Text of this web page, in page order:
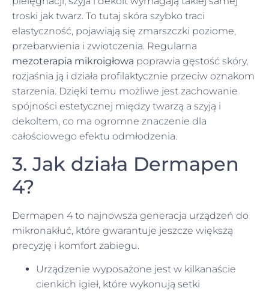
troski jak twarz. To tutaj skóra szybko traci
elastyczność, pojawiają się zmarszczki poziome,
przebarwienia i zwiotczenia. Regularna
mezoterapia mikroigłowa poprawia gęstość skóry,
rozjaśnia ją i działa profilaktycznie przeciw oznakom
starzenia. Dzięki temu możliwe jest zachowanie
spójności estetycznej między twarzą a szyją i
dekoltem, co ma ogromne znaczenie dla
całościowego efektu odmłodzenia.
3. Jak działa Dermapen
4?
Dermapen 4 to najnowsza generacja urządzeń do
mikronakłuć, które gwarantuje jeszcze większą
precyzję i komfort zabiegu.
Urządzenie wyposażone jest w kilkanaście
cienkich igieł, które wykonują setki